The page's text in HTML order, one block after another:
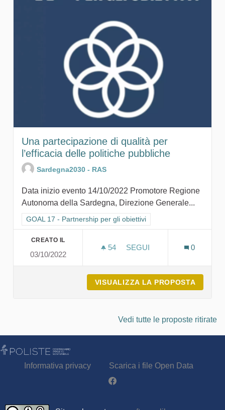
Una partecipazione di qualità per
l’efficacia delle politiche pubbliche
Sardegna2030 - RAS
Data inizio evento 14/10/2022 Promotore Regione
Autonoma della Sardegna, Direzione Generale...
Filtra i risultati per categoria: GOAL 17 - Partnership per gli
GOAL 17 - Partnership per gli obiettivi
CREATO IL
03/10/2022
54 54 SOSTENITORI
SEGUI
0
VISUALIZZA LA PROPOSTA
Vedi tutte le proposte ritirate
Informativa privacy
Scarica i file Open Data
Partecipa - Poliste su Facebook